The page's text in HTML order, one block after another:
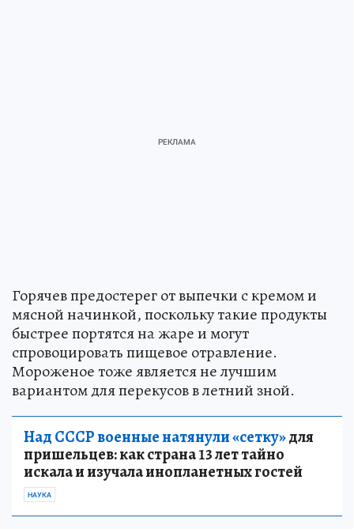
Горячев предостерег от выпечки с кремом и
мясной начинкой, поскольку такие продукты
быстрее портятся на жаре и могут
спровоцировать пищевое отравление.
Мороженое тоже является не лучшим
вариантом для перекусов в летний зной.
Над СССР военные натянули «сетку»для
пришельцев: как страна 13 лет тайно
искала и изучала инопланетных гостей
НАУКА